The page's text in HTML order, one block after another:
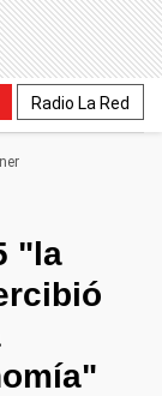
Radio La Red
"la